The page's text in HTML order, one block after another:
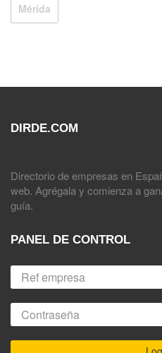
Mérida
DIRDE.COM
Directorio de empresas en
web. Agrégala y comienza a
guía.
PANEL DE CONTROL